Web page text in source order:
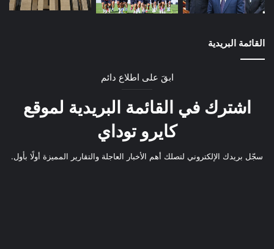
القائمة البريدية
ابقَ على اطلاع دائم
اشترك في القائمة البريدية لموقع
كايرو توداي
سجّل بريدك الإلكتروني لتصلك أهم الأخبار العاجلة والتقارير المميزة أولًا بأول.